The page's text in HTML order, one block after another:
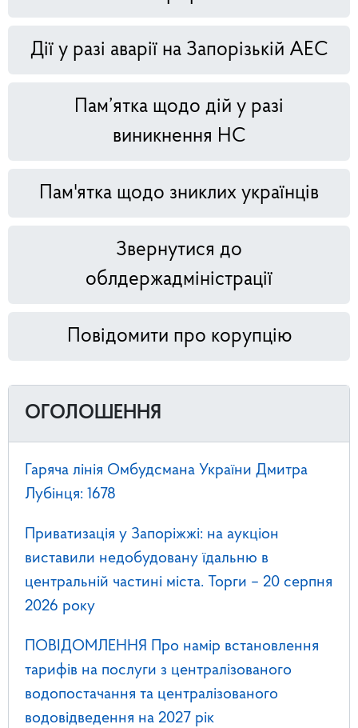
Дії у разі аварії на Запорізькій АЕС
Пам’ятка щодо дій у разі
виникнення НС
Пам'ятка щодо зниклих українців
Звернутися до
облдержадміністрації
Повідомити про корупцію
ОГОЛОШЕННЯ
Гаряча лінія Омбудсмана України Дмитра
Лубінця: 1678
Приватизація у Запоріжжі: на аукціон
виставили недобудовану їдальню в
центральній частині міста. Торги – 20 серпня
2026 року
ПОВІДОМЛЕННЯ Про намір встановлення
тарифів на послуги з централізованого
водопостачання та централізованого
водовідведення на 2027 рік